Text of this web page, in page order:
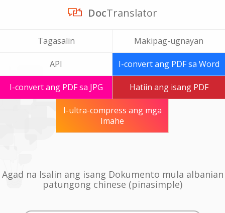
DocTranslator
Tagasalin Makipag-ugnayan
API I-convert ang PDF sa Word
I-convert ang PDF sa JPG Hatiin ang isang PDF
I-ultra-compress ang mga
Imahe
Agad na Isalin ang isang Dokumento mula albanian
patungong chinese (pinasimple)